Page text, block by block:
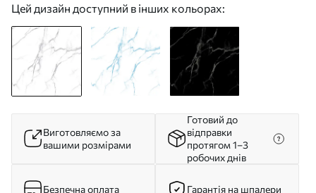
Цей дизайн доступний в інших кольорах:
Виготовляємо за
вашими розмірами
Готовий до
відправки
протягом 1–3
робочих днів
Безпечна оплата Гарантія на шпалери